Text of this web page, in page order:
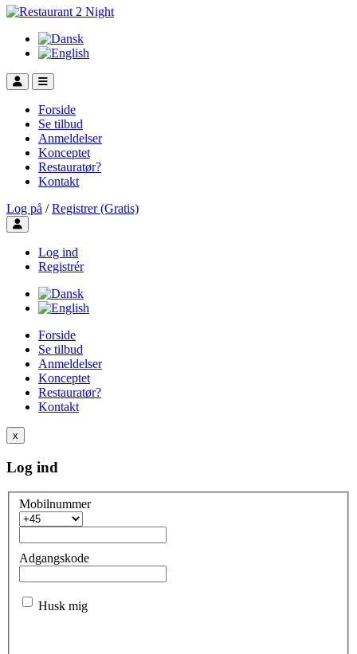
Forside
Se tilbud
Anmeldelser
Konceptet
Restauratør?
Kontakt
Log på / Registrer (Gratis)
Toggle user menu
Log ind
Registrér
Forside
Se tilbud
Anmeldelser
Konceptet
Restauratør?
Kontakt
x
Log ind
Mobilnummer
Adgangskode
Husk mig